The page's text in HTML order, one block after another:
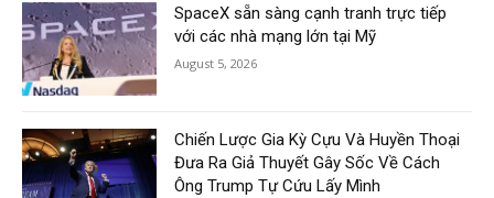
SpaceX sẵn sàng cạnh tranh trực tiếp
với các nhà mạng lớn tại Mỹ
August 5, 2026
Chiến Lược Gia Kỳ Cựu Và Huyền Thoại
Đưa Ra Giả Thuyết Gây Sốc Về Cách
Ông Trump Tự Cứu Lấy Mình